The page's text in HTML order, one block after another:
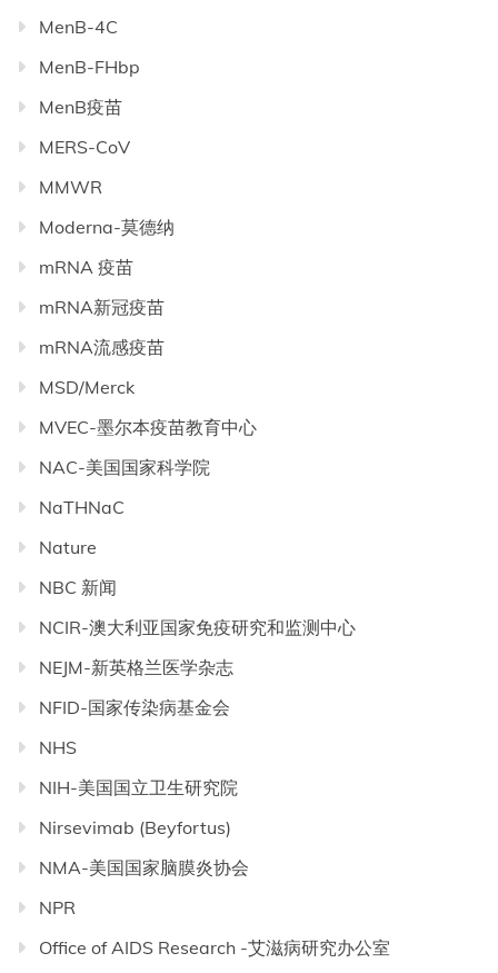
MenB-4C
MenB-FHbp
MenB疫苗
MERS-CoV
MMWR
Moderna-莫德纳
mRNA 疫苗
mRNA新冠疫苗
mRNA流感疫苗
MSD/Merck
MVEC-墨尔本疫苗教育中心
NAC-美国国家科学院
NaTHNaC
Nature
NBC 新闻
NCIR-澳大利亚国家免疫研究和监测中心
NEJM-新英格兰医学杂志
NFID-国家传染病基金会
NHS
NIH-美国国立卫生研究院
Nirsevimab (Beyfortus)
NMA-美国国家脑膜炎协会
NPR
Office of AIDS Research -艾滋病研究办公室